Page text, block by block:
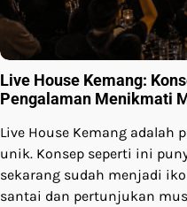
Live House Kemang:
Pengalaman Menikmati
Live House Kemang
unik. Konsep seperti ini
sekarang sudah menjadi
santai dan pertunjukan